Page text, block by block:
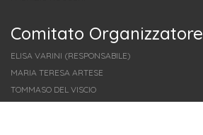
Comitato Organizzatore
ELISA VARINI (RESPONSABILE)
MARIA TERESA ARTESE
TOMMASO DEL VISCIO